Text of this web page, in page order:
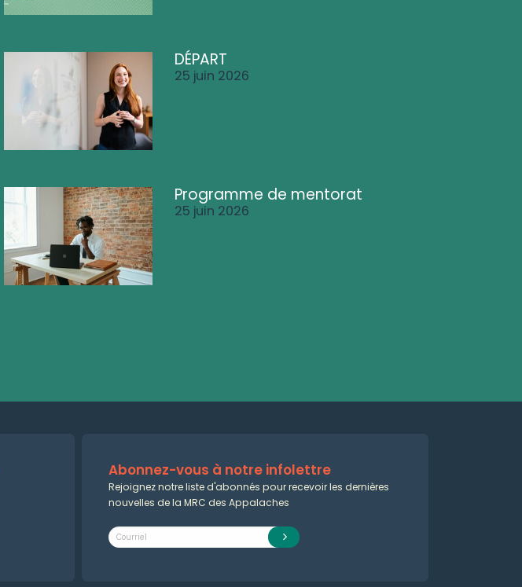
DÉPART
25 juin 2026
Programme de mentorat
25 juin 2026
Abonnez-vous à notre infolettre
Rejoignez notre liste d'abonnés pour recevoir les dernières
nouvelles de la MRC des Appalaches